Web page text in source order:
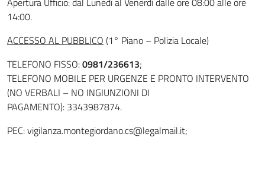
14:00.
ACCESSO AL PUBBLICO (1° Piano – Polizia Locale)
TELEFONO FISSO:0981/236613;
TELEFONO MOBILE PER URGENZE E PRONTO INTERVENTO
(NO VERBALI – NO INGIUNZIONI DI
PAGAMENTO): 3343987874.
PEC: vigilanza.montegiordano.cs@legalmail.it;